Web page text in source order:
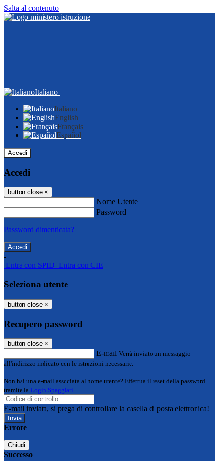
Salta al contenuto
Italiano
Italiano
English
Français
Español
Accedi
Accedi
button close ×
Nome Utente
Password
Password dimenticata?
-
Entra con SPID Entra con CIE
Seleziona utente
button close ×
Recupero password
button close ×
E-mail Verrà inviato un messaggio
all'indirizzo indicato con le istruzioni necessarie.
Non hai una e-mail associata al nome utente? Effettua il reset della password
tramite la Login Spaggiari
E-mail inviata, si prega di controllare la casella di posta elettronica!
Errore
Chiudi
Successo